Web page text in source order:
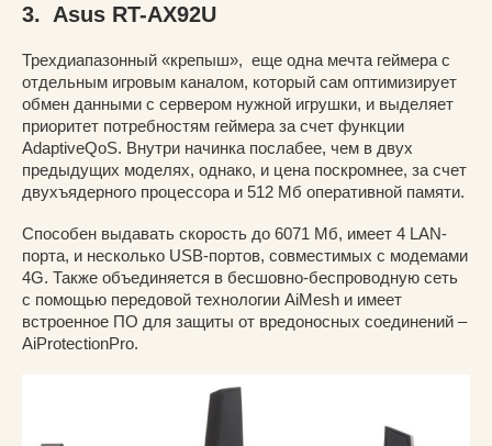
3. Asus RT-AX92U
Трехдиапазонный «крепыш», еще одна мечта геймера с
отдельным игровым каналом, который сам оптимизирует
обмен данными с сервером нужной игрушки, и выделяет
приоритет потребностям геймера за счет функции
AdaptiveQoS. Внутри начинка послабее, чем в двух
предыдущих моделях, однако, и цена поскромнее, за счет
двухъядерного процессора и 512 Мб оперативной памяти.
Способен выдавать скорость до 6071 Мб, имеет 4 LAN-
порта, и несколько USB-портов, совместимых с модемами
4G. Также объединяется в бесшовно-беспроводную сеть
с помощью передовой технологии AiMesh и имеет
встроенное ПО для защиты от вредоносных соединений –
AiProtectionPro.